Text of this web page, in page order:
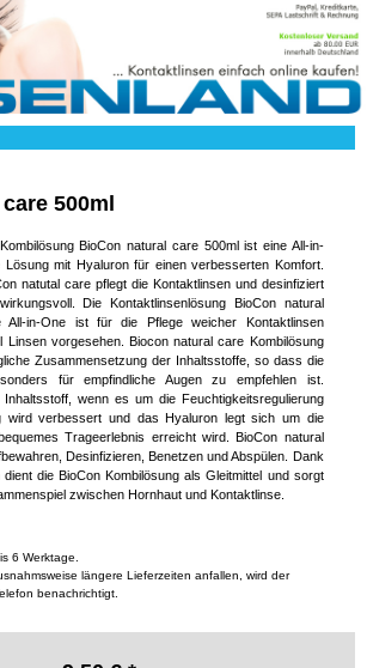
500ml
BioCon natural care 500ml ist eine All-in-
Lösung mit Hyaluron für einen verbesserten Komfort.
natutal care pflegt die Kontaktlinsen und desinfiziert
Die Kontaktlinsenlösung BioCon natural
All-in-One ist für die Pflege weicher Kontaktlinsen
Linsen vorgesehen. Biocon natural care Kombilösung
Zusammensetzung der Inhaltsstoffe, so dass die
für empfindliche Augen zu empfehlen ist.
wenn es um die Feuchtigkeitsregulierung
wird verbessert und das Hyaluron legt sich um die
Trageerlebnis erreicht wird. BioCon natural
Desinfizieren, Benetzen und Abspülen. Dank
die BioCon Kombilösung als Gleitmittel und sorgt
zwischen Hornhaut und Kontaktlinse.
6 Werktage.
längere Lieferzeiten anfallen, wird der
benachrichtigt.